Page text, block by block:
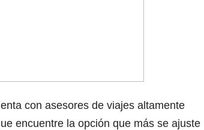
con asesores de viajes altamente
encuentre la opción que más se ajuste